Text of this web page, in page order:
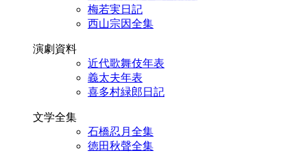
梅若実日記
西山宗因全集
演劇資料
近代歌舞伎年表
義太夫年表
喜多村緑郎日記
文学全集
石橋忍月全集
徳田秋聲全集